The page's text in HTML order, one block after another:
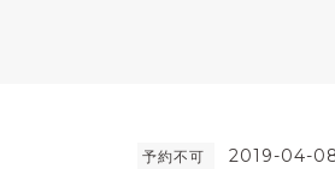
予約不可 2019-04-